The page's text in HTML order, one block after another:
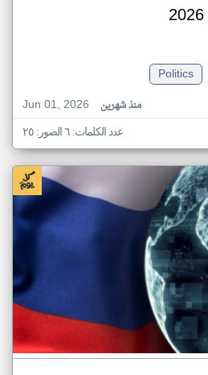
Politics
Jun 01, 2026
منذ شهرين
عدد الكلمات: ٦ الصور: ٢٥